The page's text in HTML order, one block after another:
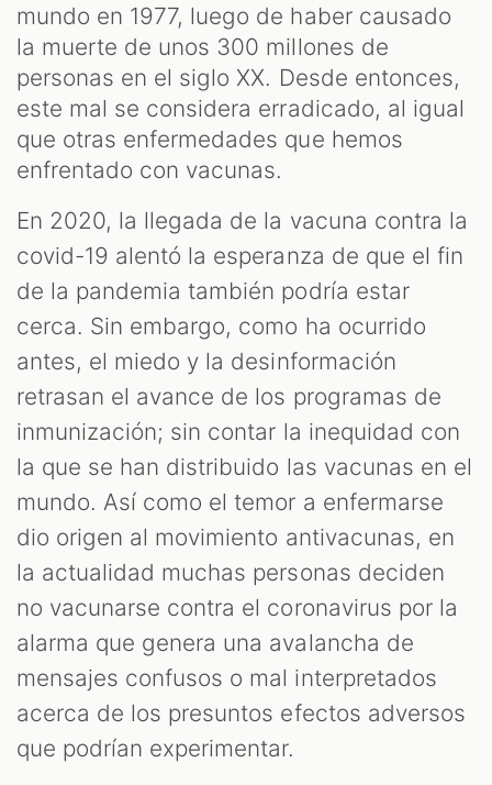
mundo en 1977, luego de haber causado
la muerte de unos 300 millones de
personas en el siglo XX. Desde entonces,
este mal se considera erradicado, al igual
que otras enfermedades que hemos
enfrentado con vacunas.
En 2020, la llegada de la vacuna contra la
covid-19 alentó la esperanza de que el fin
de la pandemia también podría estar
cerca. Sin embargo, como ha ocurrido
antes, el miedo y la desinformación
retrasan el avance de los programas de
inmunización; sin contar la inequidad con
la que se han distribuido las vacunas en el
mundo. Así como el temor a enfermarse
dio origen al movimiento antivacunas, en
la actualidad muchas personas deciden
no vacunarse contra el coronavirus por la
alarma que genera una avalancha de
mensajes confusos o mal interpretados
acerca de los presuntos efectos adversos
que podrían experimentar.